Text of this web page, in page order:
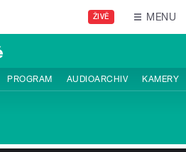
ŽIVĚ MENU
PROGRAM AUDIOARCHIV KAMERY